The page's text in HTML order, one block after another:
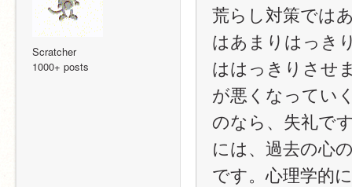
Scratcher
1000+ posts
荒らし対策では
はあまりはっき
ははっきりさせ
が悪くなってい
のなら、失礼で
には、過去の心
です。心理学的